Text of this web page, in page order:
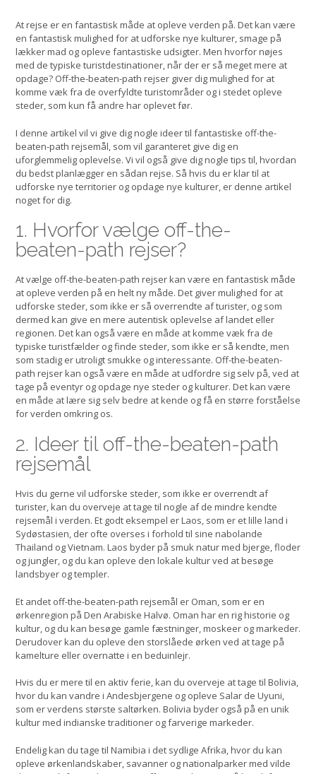
At rejse er en fantastisk måde at opleve verden på. Det kan være
en fantastisk mulighed for at udforske nye kulturer, smage på
lækker mad og opleve fantastiske udsigter. Men hvorfor nøjes
med de typiske turistdestinationer, når der er så meget mere at
opdage? Off-the-beaten-path rejser giver dig mulighed for at
komme væk fra de overfyldte turistområder og i stedet opleve
steder, som kun få andre har oplevet før.
I denne artikel vil vi give dig nogle ideer til fantastiske off-the-
beaten-path rejsemål, som vil garanteret give dig en
uforglemmelig oplevelse. Vi vil også give dig nogle tips til, hvordan
du bedst planlægger en sådan rejse. Så hvis du er klar til at
udforske nye territorier og opdage nye kulturer, er denne artikel
noget for dig.
1. Hvorfor vælge off-the-
beaten-path rejser?
At vælge off-the-beaten-path rejser kan være en fantastisk måde
at opleve verden på en helt ny måde. Det giver mulighed for at
udforske steder, som ikke er så overrendte af turister, og som
dermed kan give en mere autentisk oplevelse af landet eller
regionen. Det kan også være en måde at komme væk fra de
typiske turistfælder og finde steder, som ikke er så kendte, men
som stadig er utroligt smukke og interessante. Off-the-beaten-
path rejser kan også være en måde at udfordre sig selv på, ved at
tage på eventyr og opdage nye steder og kulturer. Det kan være
en måde at lære sig selv bedre at kende og få en større forståelse
for verden omkring os.
2. Ideer til off-the-beaten-path
rejsemål
Hvis du gerne vil udforske steder, som ikke er overrendt af
turister, kan du overveje at tage til nogle af de mindre kendte
rejsemål i verden. Et godt eksempel er Laos, som er et lille land i
Sydøstasien, der ofte overses i forhold til sine nabolande
Thailand og Vietnam. Laos byder på smuk natur med bjerge, floder
og jungler, og du kan opleve den lokale kultur ved at besøge
landsbyer og templer.
Et andet off-the-beaten-path rejsemål er Oman, som er en
ørkenregion på Den Arabiske Halvø. Oman har en rig historie og
kultur, og du kan besøge gamle fæstninger, moskeer og markeder.
Derudover kan du opleve den storslåede ørken ved at tage på
kamelture eller overnatte i en beduinlejr.
Hvis du er mere til en aktiv ferie, kan du overveje at tage til Bolivia,
hvor du kan vandre i Andesbjergene og opleve Salar de Uyuni,
som er verdens største saltørken. Bolivia byder også på en unik
kultur med indianske traditioner og farverige markeder.
Endelig kan du tage til Namibia i det sydlige Afrika, hvor du kan
opleve ørkenlandskaber, savanner og nationalparker med vilde